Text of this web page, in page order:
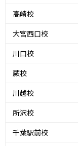
高崎校
大宮西口校
川口校
蕨校
川越校
所沢校
千葉駅前校